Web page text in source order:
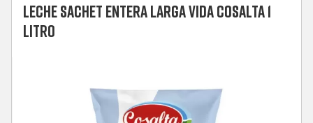
LECHE SACHET ENTERA LARGA VIDA COSALTA 1
LITRO